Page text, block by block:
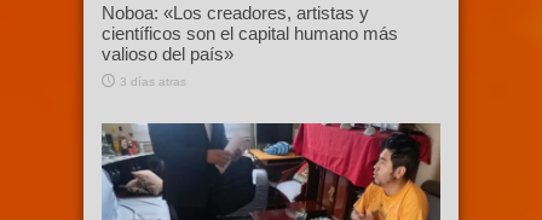
Noboa: «Los creadores, artistas y
científicos son el capital humano más
valioso del país»
3 días atras